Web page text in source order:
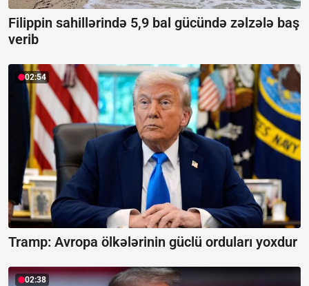
Filippin sahillərində 5,9 bal gücündə zəlzələ baş
verib
02:54
Tramp: Avropa ölkələrinin güclü orduları yoxdur
02:38